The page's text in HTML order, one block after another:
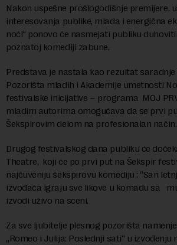
Nakon uspešne prošlogodišnje premijere,
interesovanja publike, mlada i energična
noći“ ponovo će nasmejati publiku
poznatoj komediji zabune.
Predstava je nastala kao rezultat saradnje
Pozorišta mladih i Akademije umetnosti
festivalske inicijative – programa MOJ
mladim autorima omogućava da se prvi
Šekspirovim delom na profesionalan način.
Drugog festivalskog dana publiku će
Theatre, koji će po prvi put na Šekspir
najčuveniju šekspirovu komediju : “San
izvođača igraju sve likove u komadu sa
izvodi uživo na sceni.
Za sve ljubitelje plesnog pozorišta
„Romeo i Julija: Poslednji sati“ u izvođenju